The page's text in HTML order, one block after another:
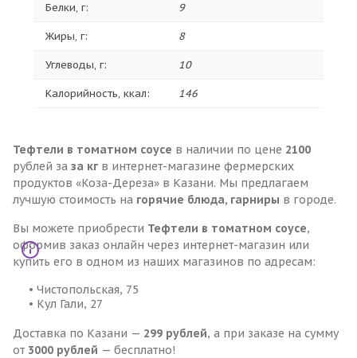
Белки, г: 9
Жиры, г: 8
Углеводы, г: 10
Калорийность, ккал: 146
Тефтели в томатном соусе в наличии по цене 2100
рублей за за кг в интернет-магазине фермерских
продуктов «Коза-Дереза» в Казани. Мы предлагаем
лучшую стоимость на горячие блюда, гарниры в городе.
Вы можете приобрести Тефтели в томатном соусе,
оформив заказ онлайн через интернет-магазин или
купить его в одном из наших магазинов по адресам:
• Чистопольская, 75
• Кул Гали, 27
Доставка по Казани — 299 рублей, а при заказе на сумму
от 3000 рублей — бесплатно!